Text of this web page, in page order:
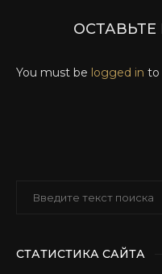
You must be logged in to
СТАТИСТИКА САЙТА